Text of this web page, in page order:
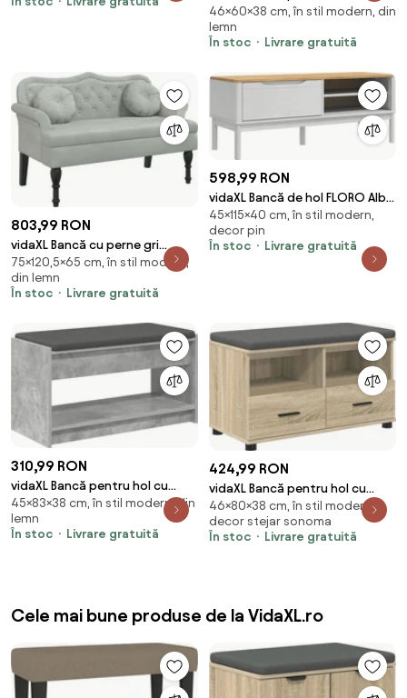
pernă cu raft cu ușă Alb 60 x 38
x 46 cm
46×60×38 cm, în stil modern, din
lemn
În stoc
Livrare gratuită
803,99 RON
vidaXL Bancă cu perne gri
deschis 120,5x65x75 cm
catifea
75×120,5×65 cm, în stil modern,
din lemn
În stoc
Livrare gratuită
598,99 RON
vidaXL Bancă de hol FLORO Alb
115 x 40 x 45 cm Lemn de pin
masiv
45×115×40 cm, în stil modern,
decor pin
În stoc
Livrare gratuită
310,99 RON
vidaXL Bancă pentru hol cu
pernă cu raft Gri Beton 83 x 38
x 45 cm
45×83×38 cm, în stil modern, din
lemn
În stoc
Livrare gratuită
424,99 RON
vidaXL Bancă pentru hol cu
pernă cu raft Stejar Sonoma 80
x 38 x 46 cm
46×80×38 cm, în stil modern,
decor stejar sonoma
În stoc
Livrare gratuită
Cele mai bune produse de la VidaXL.ro